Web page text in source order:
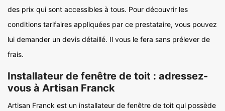
des prix qui sont accessibles à tous. Pour découvrir les
conditions tarifaires appliquées par ce prestataire, vous pouvez
lui demander un devis détaillé. Il vous le fera sans prélever de
frais.
Installateur de fenêtre de toit : adressez-
vous à Artisan Franck
Artisan Franck est un installateur de fenêtre de toit qui possède